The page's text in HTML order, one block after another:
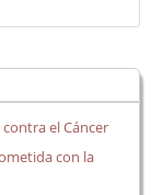
el Cáncer
con la